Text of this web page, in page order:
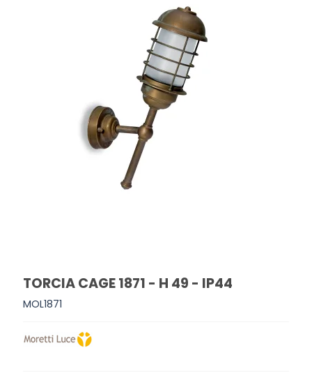
TORCIA CAGE 1871 - H 49 - IP44
MOL1871